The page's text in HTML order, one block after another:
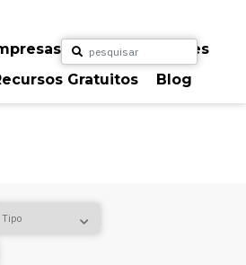
Para Particulares
Gratuitos Blog